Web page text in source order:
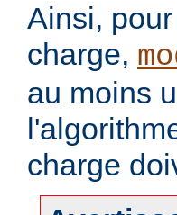
Ainsi,
charge,
au moins
charge